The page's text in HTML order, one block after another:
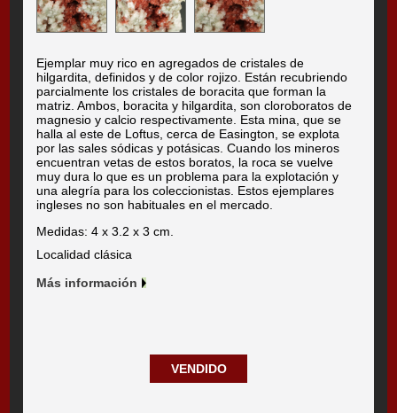
Ejemplar muy rico en agregados de cristales de
hilgardita, definidos y de color rojizo. Están recubriendo
parcialmente los cristales de boracita que forman la
matriz. Ambos, boracita y hilgardita, son cloroboratos de
magnesio y calcio respectivamente. Esta mina, que se
halla al este de Loftus, cerca de Easington, se explota
por las sales sódicas y potásicas. Cuando los mineros
encuentran vetas de estos boratos, la roca se vuelve
muy dura lo que es un problema para la explotación y
una alegría para los coleccionistas. Estos ejemplares
ingleses no son habituales en el mercado.
Medidas: 4 x 3.2 x 3 cm.
Localidad clásica
Más información
VENDIDO